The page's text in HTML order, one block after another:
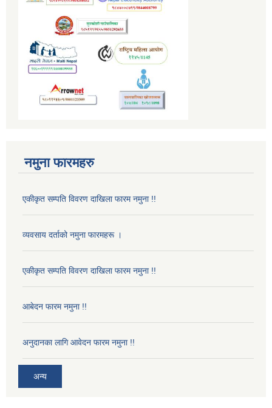
नमुना फारमहरु
एकीकृत सम्पति विवरण दाखिला फारम नमुना !!
व्यवसाय दर्ताको नमुना फारमहरू ।
एकीकृत सम्पति विवरण दाखिला फारम नमुना !!
आबेदन फारम नमुना !!
अनुदानका लागि आवेदन फारम नमुना !!
अन्य